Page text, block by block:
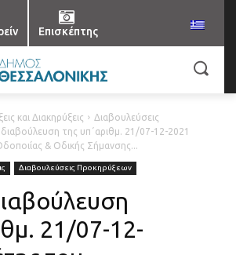
Επισκέπτης
και Διακηρύξεις
Διαβουλεύσεις
της υπ΄αριθμ. 21/07-12-2021
& Οδικής Σήμανσης...
Διαβουλεύσεις Προκηρύξεων
21/07-12-